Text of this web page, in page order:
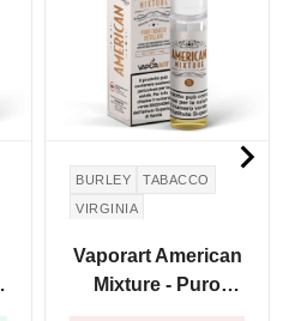
BURLEY
TABACCO
VIRGINIA
Vaporart American
Mixture - Puro
